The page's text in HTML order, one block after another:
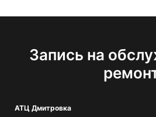
Запись на
АТЦ Дмитровка